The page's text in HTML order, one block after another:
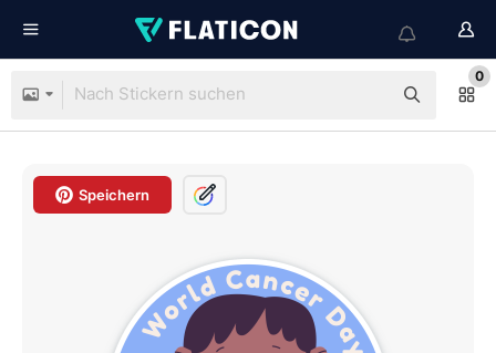
0
Speichern